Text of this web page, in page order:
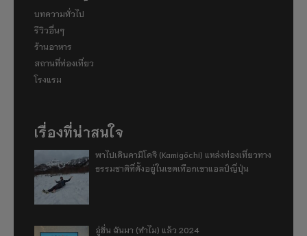
บทความทั่วไป
รีวิวอื่นๆ
ร้านอาหาร
สถานที่ท่องเที่ยว
โรงแรม
เรื่องที่น่าสนใจ
พาไปเดินคามิโคจิ (Kamigōchi) แหล่งท่องเที่ยวทาง
ธรรมชาติที่ตั้งอยู่ในเขตเทือกเขาแอลป์ญี่ปุ่น
อู่ฮั่น ฉันมา (ทำไม) แล้ว 2024